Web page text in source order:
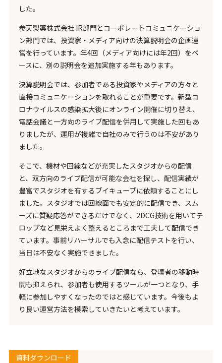
した。
参天製薬株式会社 IR部門とコーポレートコミュニケーショ
ン部門では、投資家・メディア向けの決算説明会の企画運
営を行っています。年4回（メディア向けには年2回）をベ
ースに、別の説明会を追加実施する年もあります。
決算説明会では、参加者である投資家やメディアの方々と
直接コミュニケーションを取れることが重要です。新型コ
ロナウイルスの感染拡大後にオンライン開催に切り替え、
電話会議と一方向のライブ配信を併用して実施した回もあ
りましたが、運用が複雑で自社のみで行うのは不安があり
ました。
そこで、機材や回線などが充実したスタジオからの配信
と、双方向のライブ配信が可能な会社を探し、配信実績が
豊富でスタジオを有するブイキューブに依頼することにし
ました。スタジオでは回線面でも安定的に配信でき、スム
ーズに質疑応答ができるだけでなく、2DCG技術を用いてテ
ロップなど見栄えよく整えるところまで工夫して配信でき
ています。事前リハーサルでも入念に配信テストを行い、
当日は不安なく実施できました。
好立地なスタジオからのライブ配信なら、登壇者の移動時
間も抑えられ、参加者も使用するツールが一つとなり、手
軽に参加しやすくなったのではと感じています。今後もよ
り良い運営方法を模索していきたいと考えています。
資料ダウンロード